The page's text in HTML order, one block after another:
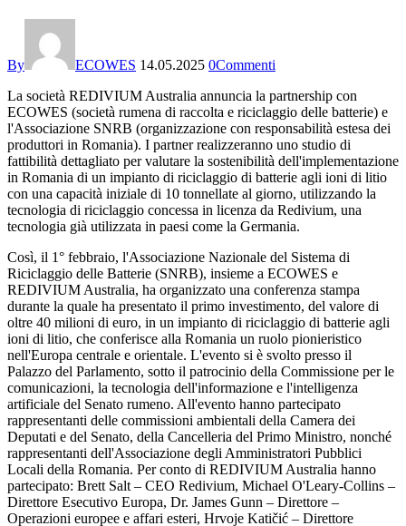
By ECOWES 14.05.2025 0Commenti
La società REDIVIUM Australia annuncia la partnership con
ECOWES (società rumena di raccolta e riciclaggio delle batterie) e
l'Associazione SNRB (organizzazione con responsabilità estesa dei
produttori in Romania). I partner realizzeranno uno studio di
fattibilità dettagliato per valutare la sostenibilità dell'implementazione
in Romania di un impianto di riciclaggio di batterie agli ioni di litio
con una capacità iniziale di 10 tonnellate al giorno, utilizzando la
tecnologia di riciclaggio concessa in licenza da Redivium, una
tecnologia già utilizzata in paesi come la Germania.
Così, il 1° febbraio, l'Associazione Nazionale del Sistema di
Riciclaggio delle Batterie (SNRB), insieme a ECOWES e
REDIVIUM Australia, ha organizzato una conferenza stampa
durante la quale ha presentato il primo investimento, del valore di
oltre 40 milioni di euro, in un impianto di riciclaggio di batterie agli
ioni di litio, che conferisce alla Romania un ruolo pionieristico
nell'Europa centrale e orientale. L'evento si è svolto presso il
Palazzo del Parlamento, sotto il patrocinio della Commissione per le
comunicazioni, la tecnologia dell'informazione e l'intelligenza
artificiale del Senato rumeno. All'evento hanno partecipato
rappresentanti delle commissioni ambientali della Camera dei
Deputati e del Senato, della Cancelleria del Primo Ministro, nonché
rappresentanti dell'Associazione degli Amministratori Pubblici
Locali della Romania. Per conto di REDIVIUM Australia hanno
partecipato: Brett Salt – CEO Redivium, Michael O'Leary-Collins –
Direttore Esecutivo Europa, Dr. James Gunn – Direttore –
Operazioni europee e affari esteri, Hrvoje Katičić – Direttore